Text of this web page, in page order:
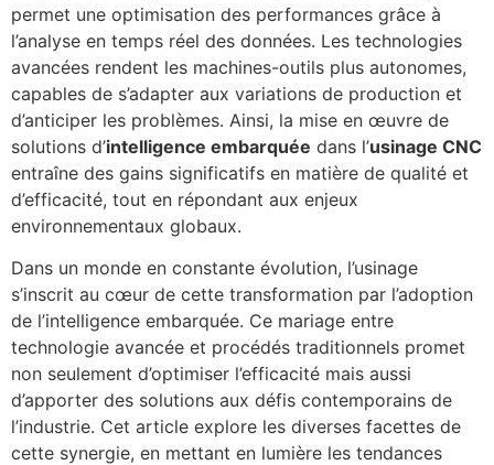
permet une optimisation des performances grâce à
l’analyse en temps réel des données. Les technologies
avancées rendent les machines-outils plus autonomes,
capables de s’adapter aux variations de production et
d’anticiper les problèmes. Ainsi, la mise en œuvre de
solutions d’intelligence embarquée dans l’usinage CNC
entraîne des gains significatifs en matière de qualité et
d’efficacité, tout en répondant aux enjeux
environnementaux globaux.
Dans un monde en constante évolution, l’usinage
s’inscrit au cœur de cette transformation par l’adoption
de l’intelligence embarquée. Ce mariage entre
technologie avancée et procédés traditionnels promet
non seulement d’optimiser l’efficacité mais aussi
d’apporter des solutions aux défis contemporains de
l’industrie. Cet article explore les diverses facettes de
cette synergie, en mettant en lumière les tendances